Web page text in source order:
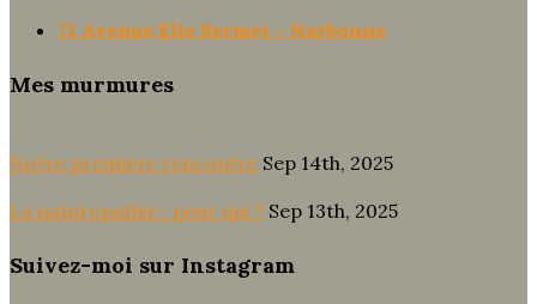
71 Avenue Elie Sermet – Narbonne
Mes murmures
Notre première rencontre Sep 14th, 2025
La naturopathie : pour qui ? Sep 13th, 2025
Suivez-moi sur Instagram